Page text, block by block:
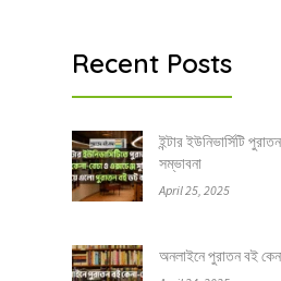
Recent Posts
ইন্টার ইউনিভার্সিটি
সম্ভাবনা
April 25, 2025
অনলাইনে পুরাতন বই